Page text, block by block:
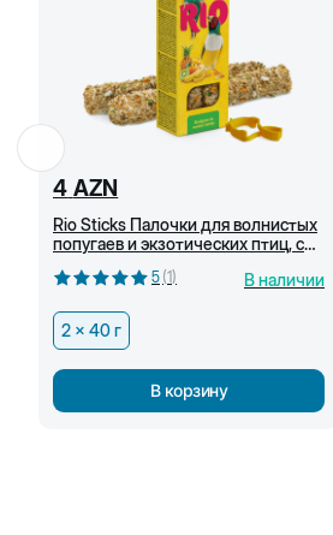
4 AZN
Rio Sticks Палочки для волнистых
попугаев и экзотических птиц, с
5 (1) В наличии
2 x 40 г
В корзину